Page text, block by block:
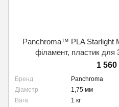
Panchroma™ PLA Starlight
філамент, пластик
1 560
Бренд
Panchroma
Діаметр
1,75 мм
Вага
1 кг